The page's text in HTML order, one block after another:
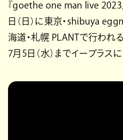
『goethe one man live 2023
日（日）に東京・shibuya
海道・札幌 PLANTで行われる
7月5日（水）までイープラス